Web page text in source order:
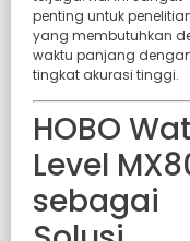
penting untuk
yang membutuhkan
waktu panjang
tingkat akurasi tinggi.
HOBO
Level
sebagai